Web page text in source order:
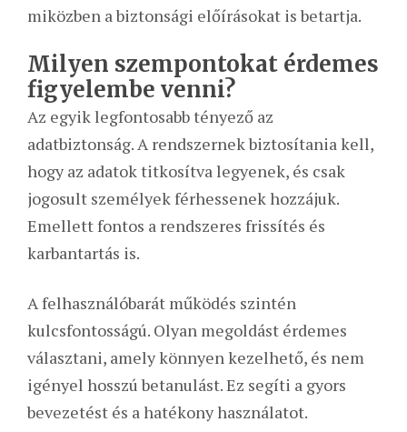
miközben a biztonsági előírásokat is betartja.
Milyen szempontokat érdemes
figyelembe venni?
Az egyik legfontosabb tényező az
adatbiztonság. A rendszernek biztosítania kell,
hogy az adatok titkosítva legyenek, és csak
jogosult személyek férhessenek hozzájuk.
Emellett fontos a rendszeres frissítés és
karbantartás is.
A felhasználóbarát működés szintén
kulcsfontosságú. Olyan megoldást érdemes
választani, amely könnyen kezelhető, és nem
igényel hosszú betanulást. Ez segíti a gyors
bevezetést és a hatékony használatot.